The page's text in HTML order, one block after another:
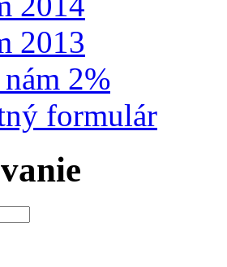
2013
2%
formulár